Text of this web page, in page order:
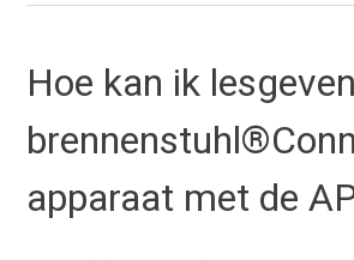
Hoe kan ik
apparaat met de